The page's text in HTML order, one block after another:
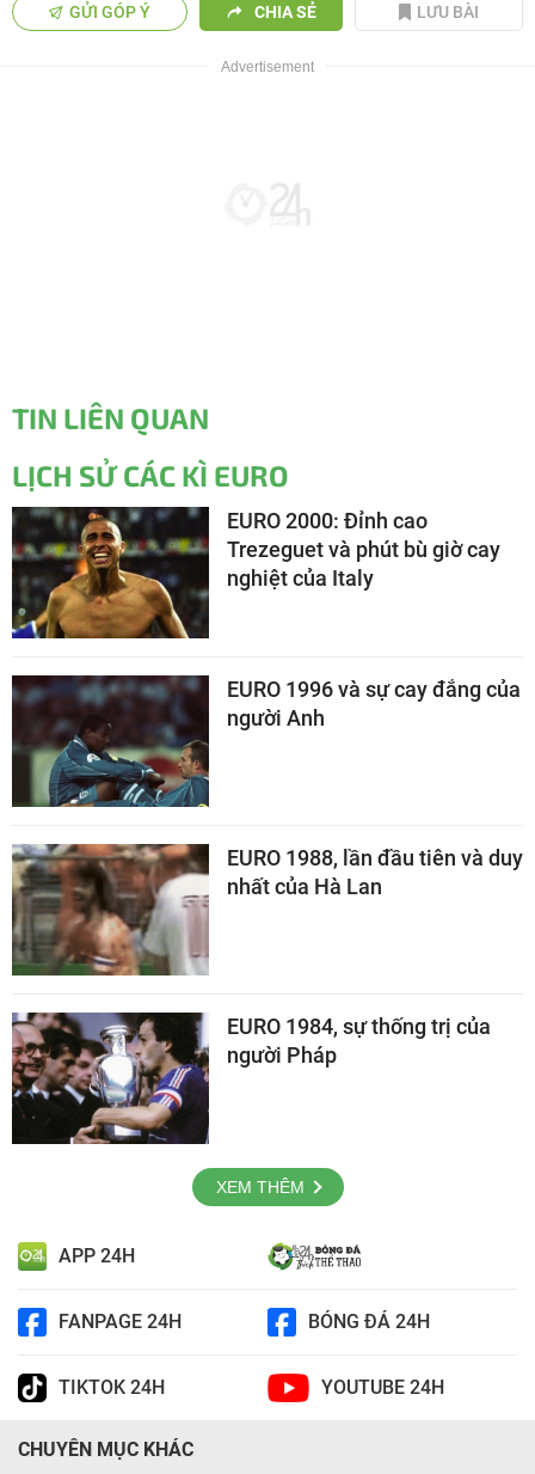
GỬI GÓP Ý CHIA SẺ LƯU BÀI
TIN LIÊN QUAN
LỊCH SỬ CÁC KÌ EURO
EURO 2000: Đỉnh cao
Trezeguet và phút bù giờ cay
nghiệt của Italy
EURO 1996 và sự cay đắng của
người Anh
EURO 1988, lần đầu tiên và duy
nhất của Hà Lan
EURO 1984, sự thống trị của
người Pháp
XEM THÊM
APP 24H
FANPAGE 24H BÓNG ĐÁ 24H
TIKTOK 24H YOUTUBE 24H
CHUYÊN MỤC KHÁC